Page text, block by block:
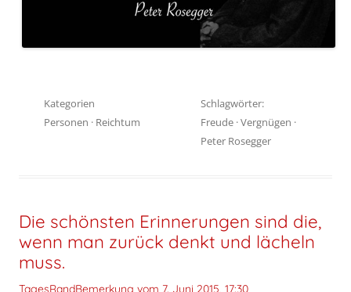
Kategorien
Personen · Reichtum
Schlagwörter:
Freude ·Vergnügen ·
Peter Rosegger
Die schönsten Erinnerungen sind die,
wenn man zurück denkt und lächeln
muss.
TagesRandBemerkung vom 7. Juni 2015, 17:30